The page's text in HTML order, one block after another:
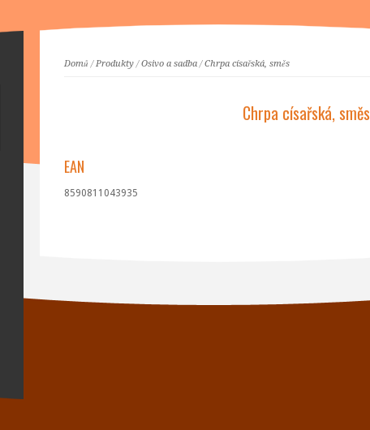
Domů /Produkty/Osivo a sadba/Chrpa císařská, směs
Chrpa císařská, směs
EAN
8590811043935